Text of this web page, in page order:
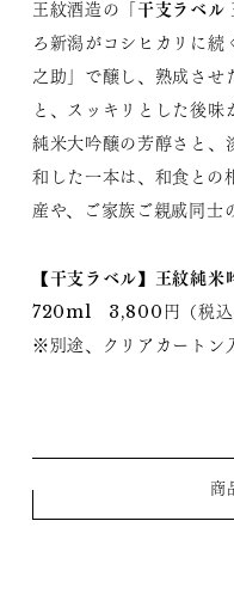
王紋酒造の「干支ラベル
ろ新潟がコシヒカリに続
之助」で醸し、熟成させ
と、スッキリとした後味
純米大吟醸の芳醇さと、
和した一本は、和食との
産や、ご家族ご親戚同士
【干支ラベル】王紋純
720ml 3,800円（税込
※別途、クリアカートン
商